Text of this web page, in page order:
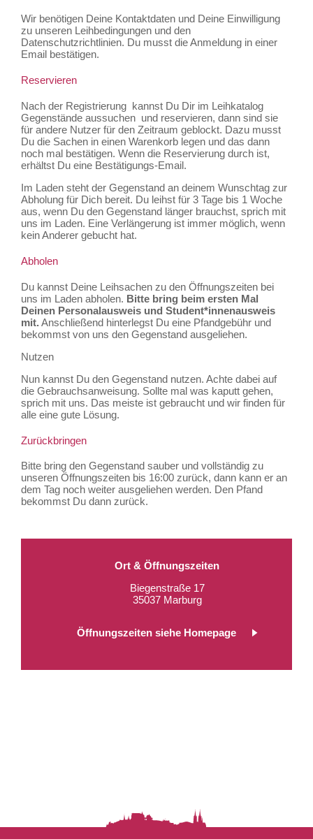
Wir benötigen Deine Kontaktdaten und Deine Einwilligung
zu unseren Leihbedingungen und den
Datenschutzrichtlinien. Du musst die Anmeldung in einer
Email bestätigen.
Reservieren
Nach der Registrierung kannst Du Dir im Leihkatalog
Gegenstände aussuchen und reservieren, dann sind sie
für andere Nutzer für den Zeitraum geblockt. Dazu musst
Du die Sachen in einen Warenkorb legen und das dann
noch mal bestätigen. Wenn die Reservierung durch ist,
erhältst Du eine Bestätigungs-Email.
Im Laden steht der Gegenstand an deinem Wunschtag zur
Abholung für Dich bereit. Du leihst für 3 Tage bis 1 Woche
aus, wenn Du den Gegenstand länger brauchst, sprich mit
uns im Laden. Eine Verlängerung ist immer möglich, wenn
kein Anderer gebucht hat.
Abholen
Du kannst Deine Leihsachen zu den Öffnungszeiten bei
uns im Laden abholen. Bitte bring beim ersten Mal
Deinen Personalausweis und Student*innenausweis
mit. Anschließend hinterlegst Du eine Pfandgebühr und
bekommst von uns den Gegenstand ausgeliehen.
Nutzen
Nun kannst Du den Gegenstand nutzen. Achte dabei auf
die Gebrauchsanweisung. Sollte mal was kaputt gehen,
sprich mit uns. Das meiste ist gebraucht und wir finden für
alle eine gute Lösung.
Zurückbringen
Bitte bring den Gegenstand sauber und vollständig zu
unseren Öffnungszeiten bis 16:00 zurück, dann kann er an
dem Tag noch weiter ausgeliehen werden. Den Pfand
bekommst Du dann zurück.
Ort & Öffnungszeiten
Biegenstraße 17
35037 Marburg
Öffnungszeiten siehe Homepage